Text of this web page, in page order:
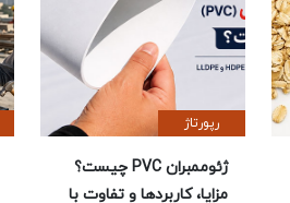
رپورتاژ
ژئوممبران PVC چیست؟
مزایا، کاربردها و تفاوت با